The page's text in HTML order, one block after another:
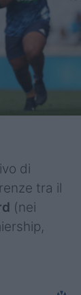
di
tra il
(nei